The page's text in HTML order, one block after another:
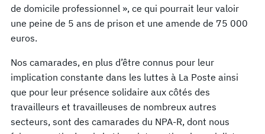
de domicile professionnel », ce qui pourrait leur valoir
une peine de 5 ans de prison et une amende de 75 000
euros.
Nos camarades, en plus d’être connus pour leur
implication constante dans les luttes à La Poste ainsi
que pour leur présence solidaire aux côtés des
travailleurs et travailleuses de nombreux autres
secteurs, sont des camarades du NPA-R, dont nous